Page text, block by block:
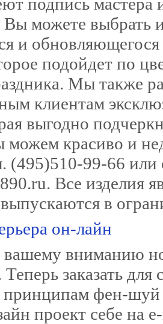
Вы можете выбрать
и
подойдет по
Мы также
клиентам
выгодно
можем красиво и
(495)510-99-66
Все изделия
в
он-лайн
вашему вниманию
заказать
фен-шуй
проект себе на